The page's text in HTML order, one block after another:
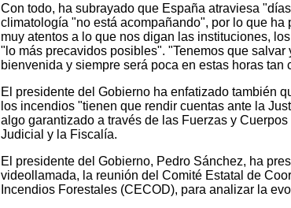
Con todo, ha subrayado que España atraviesa
climatología "no está acompañando", por lo que
muy atentos a lo que nos digan las instituciones,
"lo más precavidos posibles". "Tenemos que
bienvenida y siempre será poca en estas horas tan
El presidente del Gobierno ha enfatizado también
los incendios "tienen que rendir cuentas ante la
algo garantizado a través de las Fuerzas y
Judicial y la Fiscalía.
El presidente del Gobierno, Pedro Sánchez, ha
videollamada, la reunión del Comité Estatal de
Incendios Forestales (CECOD), para analizar la